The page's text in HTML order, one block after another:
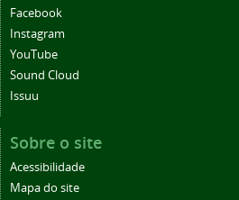
Facebook
Instagram
YouTube
Sound Cloud
Issuu
Sobre o site
Acessibilidade
Mapa do site